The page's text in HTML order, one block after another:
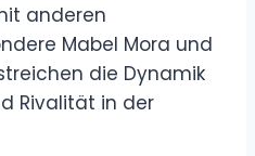
anderen
Mabel Mora und
die Dynamik
Rivalität in der